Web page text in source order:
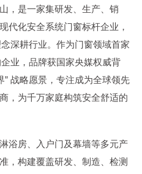
，是一家集研发、生产、销
代化安全系统门窗标杆企业，
深耕行业。作为门窗领域首家
业，品牌获国家央媒权威背
” 战略愿景，专注成为全球领先
，为千万家庭构筑安全舒适的
浴房、入户门及幕墙等多元产
，构建覆盖研发、制造、检测